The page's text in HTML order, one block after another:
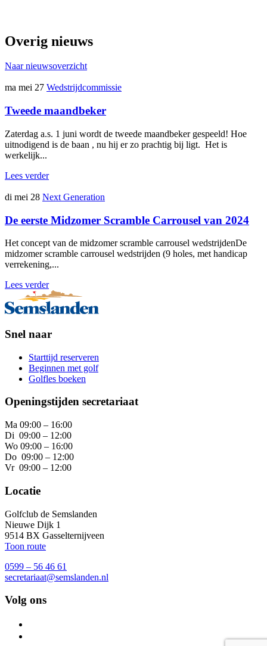
Overig nieuws
Naar nieuwsoverzicht
ma mei 27 Wedstrijdcommissie
Tweede maandbeker
​Zaterdag a.s. 1 juni wordt de tweede maandbeker gespeeld! Hoe
uitnodigend is de baan , nu hij er zo prachtig bij ligt. Het is
werkelijk...
Lees verder
di mei 28 Next Generation
De eerste Midzomer Scramble Carrousel van 2024
Het concept van de midzomer scramble carrousel wedstrijdenDe
midzomer scramble carrousel wedstrijden (9 holes, met handicap
verrekening,...
Lees verder
Snel naar
Starttijd reserveren
Beginnen met golf
Golfles boeken
Openingstijden secretariaat
Ma 09:00 – 16:00
Di 09:00 – 12:00
Wo 09:00 – 16:00
Do 09:00 – 12:00
Vr 09:00 – 12:00
Locatie
Golfclub de Semslanden
Nieuwe Dijk 1
9514 BX Gasselternijveen
Toon route
0599 – 56 46 61
secretariaat@semslanden.nl
Volg ons